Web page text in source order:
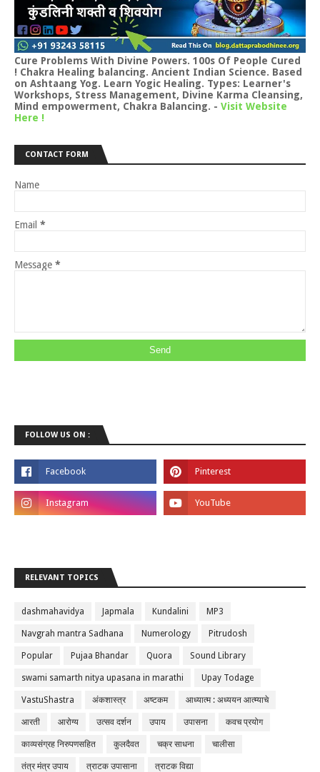
Cure Problems With Divine Powers. 100s Of People Cured
! Chakra Healing balancing. Ancient Indian Science. Based
on Ashtaang Yog. Learn Yogic Healing. Types: Learner's
Workshops, Stress Management, Divine Karma Cleansing,
Mind empowerment, Chakra Balancing. - Visit Website
Here !
CONTACT FORM
Name
Email *
Message *
FOLLOW US ON :
RELEVANT TOPICS
dashmahavidya Japmala Kundalini MP3
Navgrah mantra Sadhana Numerology Pitrudosh
Popular Pujaa Bhandar Quora Sound Library
swami samarth nitya upasana in marathi Upay Todage
VastuShastra अंकशास्त्र अष्टकम आध्यात्म : अध्ययन आत्म्याचे
आरती आरोग्य उत्सव दर्शन उपाय उपासना कवच प्रयोग
काव्यसंग्रह निरुपणसहित कुलदैवत चक्र साधना चालीसा
तंत्र मंत्र उपाय त्राटक उपासाना त्राटक विद्या